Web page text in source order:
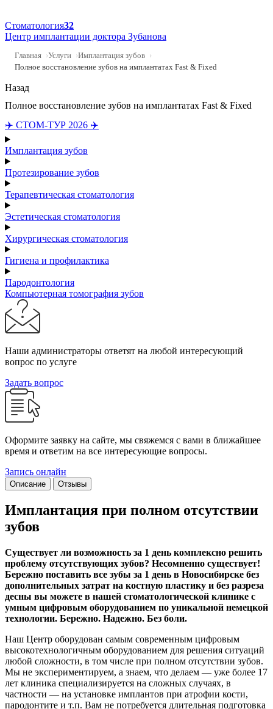
Стоматология32
Центр имплантации доктора Зубанова
Главная Услуги
Имплантация зубов
Полное восстановление зубов на имплантатах Fast & Fixed
Назад
Полное восстановление зубов на имплантатах Fast & Fixed
✈️ СТОМ-ТУР 2026 ✈️
Имплантация зубов
Протезирование зубов
Терапевтическая стоматология
Эстетическая стоматология
Хирургическая стоматология
Гигиена и профилактика
Пародонтология
Компьютерная томография зубов
Наши администраторы ответят на любой интересующий
вопрос по услуге
Задать вопрос
Оформите заявку на сайте, мы свяжемся с вами в ближайшее
время и ответим на все интересующие вопросы.
Запись онлайн
Описание Отзывы
Имплантация при полном отсутствии
зубов
Существует ли возможность за 1 день комплексно решить
проблему отсутствующих зубов? Несомненно существует!
Бережно поставить все зубы за 1 день в Новосибирске без
дополнительных затрат на костную пластику и без разреза
десны вы можете в нашей стоматологической клинике с
умным цифровым оборудованием по уникальной немецкой
технологии. Бережно. Надежно. Без боли.
Наш Центр оборудован самым современным цифровым
высокотехнологичным оборудованием для решения ситуаций
любой сложности, в том числе при полном отсутствии зубов.
Мы не экспериментируем, а знаем, что делаем — уже более 17
лет клиника специализируется на сложных случаях, в
частности — на установке имплантов при атрофии кости,
пародонтите и т.п. Вам не потребуется длительная подготовка